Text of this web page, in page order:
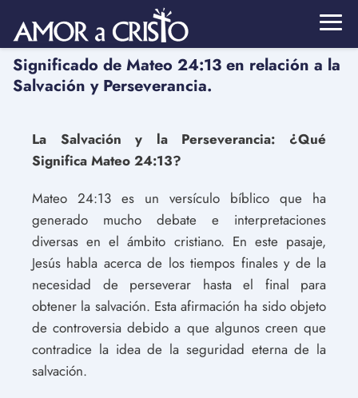
Significado de Mateo 24:13 en relación a la
Salvación y Perseverancia.
La Salvación y la Perseverancia: ¿Qué
Significa Mateo 24:13?
Mateo 24:13 es un versículo bíblico que ha
generado mucho debate e interpretaciones
diversas en el ámbito cristiano. En este pasaje,
Jesús habla acerca de los tiempos finales y de la
necesidad de perseverar hasta el final para
obtener la salvación. Esta afirmación ha sido objeto
de controversia debido a que algunos creen que
contradice la idea de la seguridad eterna de la
salvación.